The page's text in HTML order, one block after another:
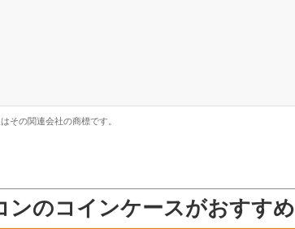
その関連会社の商標です。
のコインケースがおすすめ